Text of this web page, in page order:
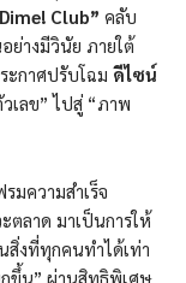
Club” คลับ
ย่างมีวินัย ภายใต้
ะกาศปรับโฉม ดีไซน์
เลข” ไปสู่ “ภาพ
มความสำเร็จ
ตลาด มาเป็นการให้
สิ่งที่ทุกคนทำได้เท่า
ขึ้น” ผ่านสิทธิพิเศษ